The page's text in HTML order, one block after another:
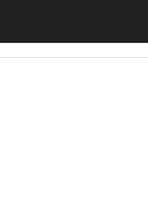
Audiovisivo,